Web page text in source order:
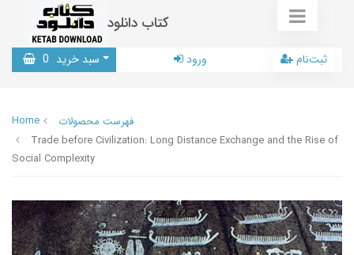
کتاب دانلود
سبد خرید 0 ورود ثبت‌نام
Home
فهرست محصولات
Trade before Civilization: Long Distance Exchange and the Rise of
Social Complexity